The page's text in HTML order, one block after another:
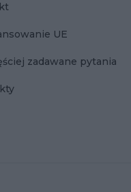
UE
zadawane pytania